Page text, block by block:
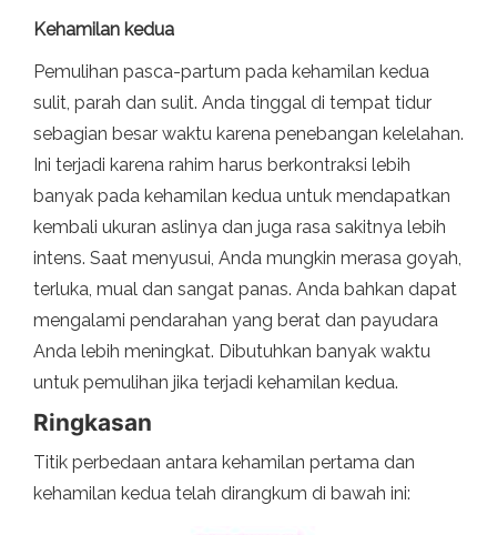
Kehamilan kedua
Pemulihan pasca-partum pada kehamilan kedua
sulit, parah dan sulit. Anda tinggal di tempat tidur
sebagian besar waktu karena penebangan kelelahan.
Ini terjadi karena rahim harus berkontraksi lebih
banyak pada kehamilan kedua untuk mendapatkan
kembali ukuran aslinya dan juga rasa sakitnya lebih
intens. Saat menyusui, Anda mungkin merasa goyah,
terluka, mual dan sangat panas. Anda bahkan dapat
mengalami pendarahan yang berat dan payudara
Anda lebih meningkat. Dibutuhkan banyak waktu
untuk pemulihan jika terjadi kehamilan kedua.
Ringkasan
Titik perbedaan antara kehamilan pertama dan
kehamilan kedua telah dirangkum di bawah ini: